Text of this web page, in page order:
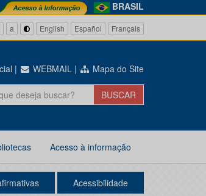
BRASIL
a English Español Français
| WEBMAIL | Mapa do Site
Acesso à informação
Acessibilidade